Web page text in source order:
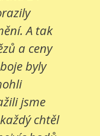
A tak
a ceny
byly
jsme
chtěl